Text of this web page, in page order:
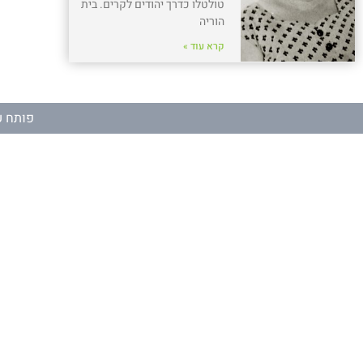
טולטלו כדרך יהודים לקרים. בית
הוריה
קרא עוד »
פותח